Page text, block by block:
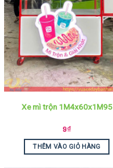
Xe mì trộn 1M4x60x1M95
9₫
THÊM VÀO GIỎ HÀNG